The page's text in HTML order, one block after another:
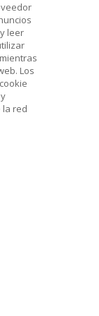
leer
Los
la red